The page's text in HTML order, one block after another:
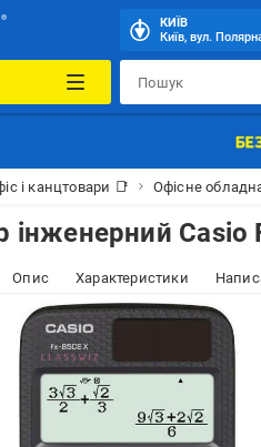
КИЇВ
Київ, вул.
і канцтовари 📑 Офісне
інженерний Casio
Опис Характеристики